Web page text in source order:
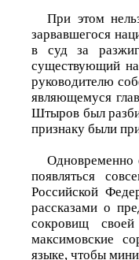
При этом
зарвавшегося
в суд за
существующий
руководителю
являющемуся
Штыров был
признаку были
Одновременно
появляться
Российской
рассказами о
сокровищ
максимовские
языке, чтобы